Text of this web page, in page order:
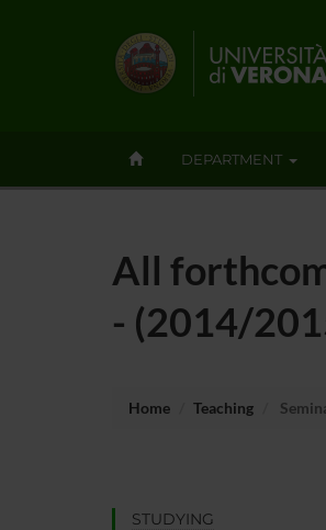
DEPARTMENT
All
- (2014/
Home Teaching
STUDYING